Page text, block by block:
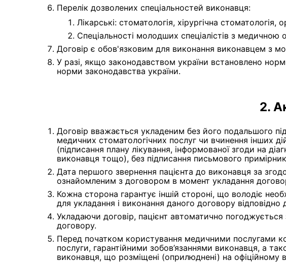
Перелік дозволених спеціальностей виконавця:
Лікарські: стоматологія, хірургічна стоматологія,
Спеціальності молодших спеціалістів з медичною
Договір є обов'язковим для виконання виконавцем з
У разі, якщо законодавством україни встановлено
норми законодавства україни.
Договір вважається укладеним без його подальшого
медичних стоматологічних послуг чи вчинення інших
(підписання плану лікування, інформованої згоди на
виконавця тощо), без підписання письмового
Дата першого звернення пацієнта до виконавця за
ознайомленим з договором в момент укладання
Кожна сторона гарантує іншій стороні, що володіє
для укладання і виконання даного договору
Укладаючи договір, пацієнт автоматично
договору.
Перед початком користування медичними послугами
послуги, гарантійними зобов’язаннями виконавця, а
виконавця, що розміщені (оприлюднені) на офіційному